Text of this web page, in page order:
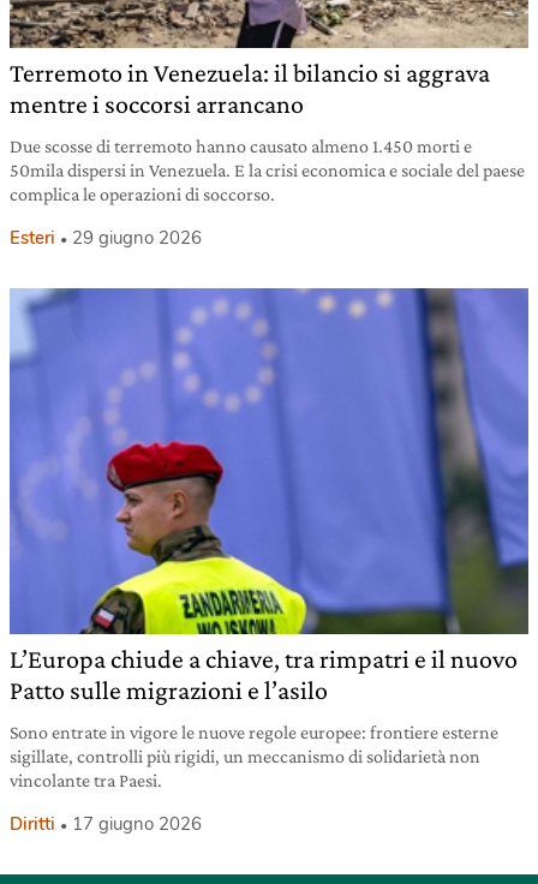
Terremoto in Venezuela: il bilancio si aggrava
mentre i soccorsi arrancano
Due scosse di terremoto hanno causato almeno 1.450 morti e
50mila dispersi in Venezuela. E la crisi economica e sociale del paese
complica le operazioni di soccorso.
Esteri 29 giugno 2026
L’Europa chiude a chiave, tra rimpatri e il nuovo
Patto sulle migrazioni e l’asilo
Sono entrate in vigore le nuove regole europee: frontiere esterne
sigillate, controlli più rigidi, un meccanismo di solidarietà non
vincolante tra Paesi.
Diritti 17 giugno 2026